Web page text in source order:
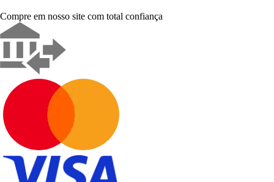
Compre em nosso site com total confiança